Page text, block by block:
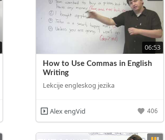
06:53
How to Use Commas in English
Writing
Lekcije engleskog jezika
Alex engVid 406